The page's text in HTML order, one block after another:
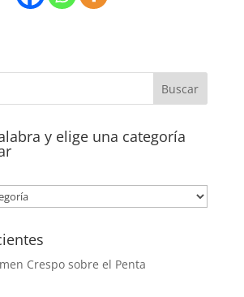
y elige una categoría
Crespo sobre el Penta